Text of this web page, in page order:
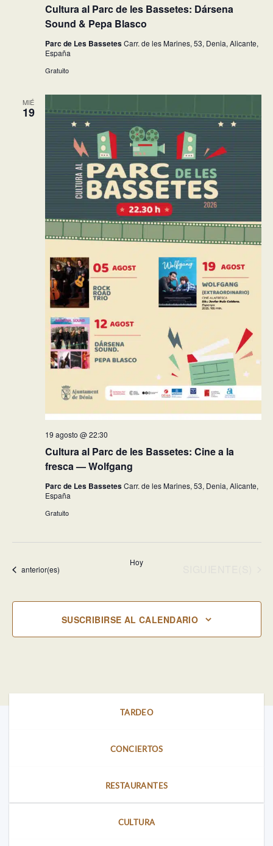
Cultura al Parc de les Bassetes: Dársena
Sound & Pepa Blasco
Parc de Les BassetesCarr. de les Marines, 53, Denia, Alicante,
España
Gratuito
MIÉ
19
Cultura al Parc de les Bassetes: Cine a la
fresca — Wolfgang
19 agosto @ 22:30
Parc de Les BassetesCarr. de les Marines, 53, Denia, Alicante,
España
Gratuito
Eventos
anterior(es)
Hoy
SUSCRIBIRSE AL CALENDARIO
TARDEO
CONCIERTOS
RESTAURANTES
CULTURA